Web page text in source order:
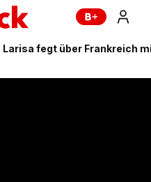
fegt über Frankreich